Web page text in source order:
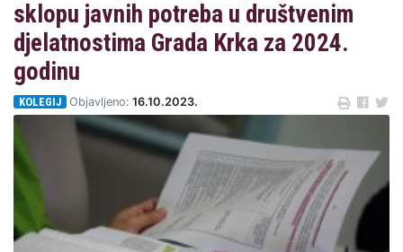
sklopu javnih potreba u društvenim
djelatnostima Grada Krka za 2024.
godinu
KOLEGIJ Objavljeno: 16.10.2023.